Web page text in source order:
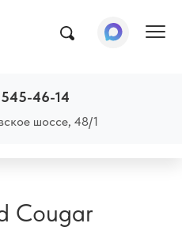
46-14
шоссе, 48/1
Cougar